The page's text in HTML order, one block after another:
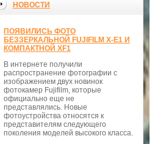
НОВОСТИ
ПОЯВИЛИСЬ ФОТО
БЕЗЗЕРКАЛЬНОЙ FUJIFILM X-E1 И
КОМПАКТНОЙ XF1
В интернете получили
распространение фотографии с
изображением двух новинок
фотокамер Fujifilm, которые
официально еще не
представлялись. Новые
фотоустройства относятся к
представителям следующего
поколения моделей высокого класса.